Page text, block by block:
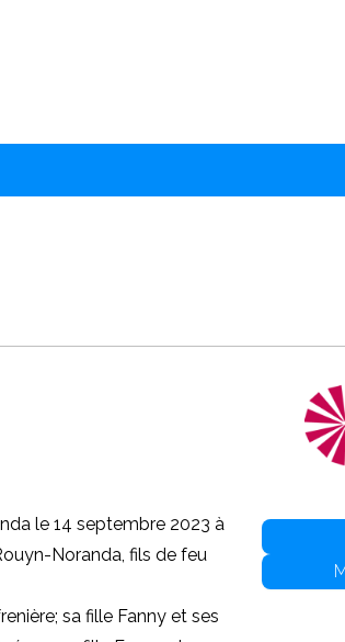
le 14 septembre 2023 à
Noranda, fils de feu
sa fille Fanny et ses